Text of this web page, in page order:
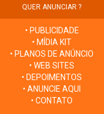
QUER ANUNCIAR ?
• PUBLICIDADE
• MÍDIA KIT
• PLANOS DE ANÚNCIO
• WEB SITES
• DEPOIMENTOS
• ANUNCIE AQUI
• CONTATO